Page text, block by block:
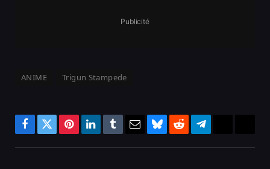
Publicité
ANIME Trigun Stampede
Facebook
TwitterPinterestLinkedInTumblrEmailBlueskyRedditTelegram